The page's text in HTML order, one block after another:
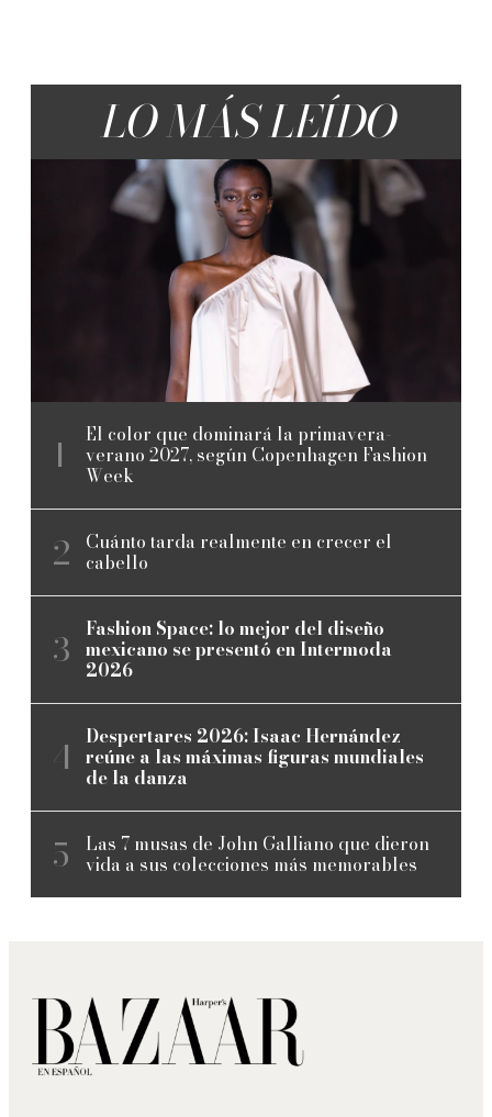
LO MÁS LEÍDO
El color que dominará la primavera-
verano 2027, según Copenhagen Fashion
Week
Cuánto tarda realmente en crecer el
cabello
Fashion Space: lo mejor del diseño
mexicano se presentó en Intermoda
2026
Despertares 2026: Isaac Hernández
reúne a las máximas figuras mundiales
de la danza
Las 7 musas de John Galliano que dieron
vida a sus colecciones más memorables